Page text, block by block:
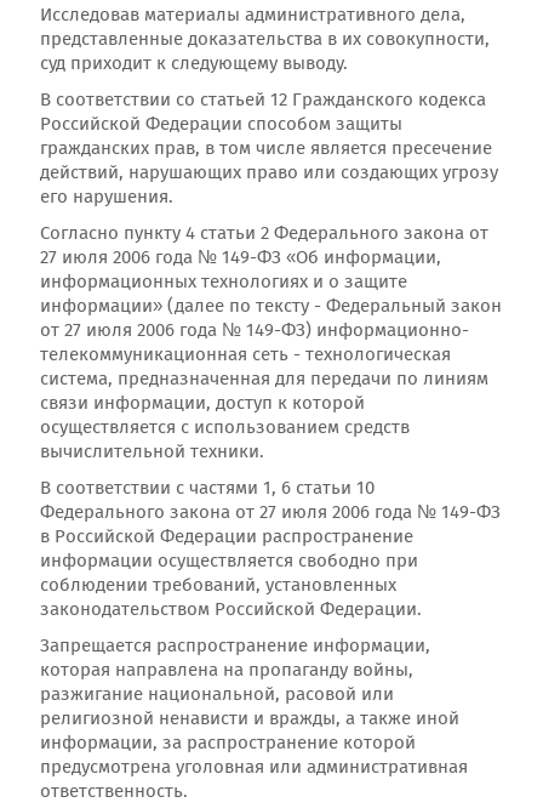
Исследовав материалы административного дела,
представленные доказательства в их совокупности,
суд приходит к следующему выводу.
В соответствии со статьей 12 Гражданского кодекса
Российской Федерации способом защиты
гражданских прав, в том числе является пресечение
действий, нарушающих право или создающих угрозу
его нарушения.
Согласно пункту 4 статьи 2 Федерального закона от
27 июля 2006 года № 149-ФЗ «Об информации,
информационных технологиях и о защите
информации» (далее по тексту - Федеральный закон
от 27 июля 2006 года № 149-ФЗ) информационно-
телекоммуникационная сеть - технологическая
система, предназначенная для передачи по линиям
связи информации, доступ к которой
осуществляется с использованием средств
вычислительной техники.
В соответствии с частями 1, 6 статьи 10
Федерального закона от 27 июля 2006 года № 149-ФЗ
в Российской Федерации распространение
информации осуществляется свободно при
соблюдении требований, установленных
законодательством Российской Федерации.
Запрещается распространение информации,
которая направлена на пропаганду войны,
разжигание национальной, расовой или
религиозной ненависти и вражды, а также иной
информации, за распространение которой
предусмотрена уголовная или административная
ответственность.